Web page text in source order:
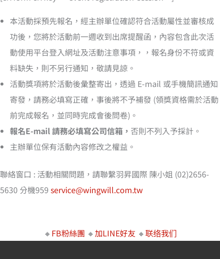
本活動採預先報名，經主辦單位確認符合活動屬性並審核成
功後，您將於活動前一週收到出席提醒函，內容包含此次活
動使用平台登入網址及活動注意事項，，報名身份不符或資
料缺失，則不另行通知，敬請見諒。
活動獎項將於活動後彙整寄出，透過 E-mail 或手機簡訊通知
寄發，請務必填寫正確，事後將不予補發 (領獎資格需於活動
前完成報名，並同時完成會後問卷)。
報名E-mail 請務必填寫公司信箱， 否則不列入予採計。
主辦單位保有活動內容修改之權益。
聯絡窗口 : 活動相關問題，請聯繫羽昇國際 陳小姐 (02)2656-
5630 分機959 service@wingwill.com.tw
🔸 FB粉絲團 🔸加LINE好友 🔸联络我们